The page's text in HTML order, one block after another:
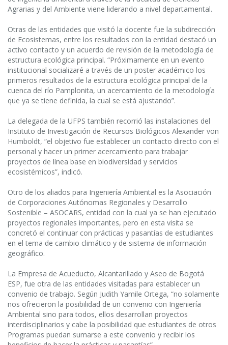
Agrarias y del Ambiente viene liderando a nivel departamental.
Otras de las entidades que visitó la docente fue la subdirección
de Ecosistemas, entre los resultados con la entidad destacó un
activo contacto y un acuerdo de revisión de la metodología de
estructura ecológica principal. “Próximamente en un evento
institucional socializaré a través de un poster académico los
primeros resultados de la estructura ecológica principal de la
cuenca del río Pamplonita, un acercamiento de la metodología
que ya se tiene definida, la cual se está ajustando”.
La delegada de la UFPS también recorrió las instalaciones del
Instituto de Investigación de Recursos Biológicos Alexander von
Humboldt, “el objetivo fue establecer un contacto directo con el
personal y hacer un primer acercamiento para trabajar
proyectos de línea base en biodiversidad y servicios
ecosistémicos”, indicó.
Otro de los aliados para Ingeniería Ambiental es la Asociación
de Corporaciones Autónomas Regionales y Desarrollo
Sostenible – ASOCARS, entidad con la cual ya se han ejecutado
proyectos regionales importantes, pero en esta visita se
concretó el continuar con prácticas y pasantías de estudiantes
en el tema de cambio climático y de sistema de información
geográfico.
La Empresa de Acueducto, Alcantarillado y Aseo de Bogotá
ESP, fue otra de las entidades visitadas para establecer un
convenio de trabajo. Según Judith Yamile Ortega, “no solamente
nos ofrecieron la posibilidad de un convenio con Ingeniería
Ambiental sino para todos, ellos desarrollan proyectos
interdisciplinarios y cabe la posibilidad que estudiantes de otros
Programas puedan sumarse a este convenio y recibir los